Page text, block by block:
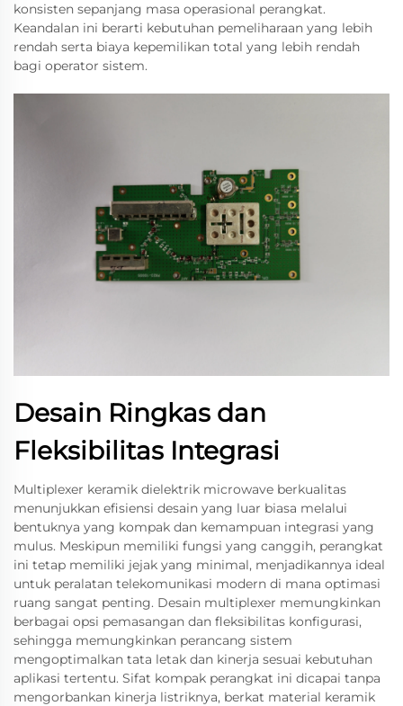
konsisten sepanjang masa operasional perangkat.
Keandalan ini berarti kebutuhan pemeliharaan yang lebih
rendah serta biaya kepemilikan total yang lebih rendah
bagi operator sistem.
Desain Ringkas dan
Fleksibilitas Integrasi
Multiplexer keramik dielektrik microwave berkualitas
menunjukkan efisiensi desain yang luar biasa melalui
bentuknya yang kompak dan kemampuan integrasi yang
mulus. Meskipun memiliki fungsi yang canggih, perangkat
ini tetap memiliki jejak yang minimal, menjadikannya ideal
untuk peralatan telekomunikasi modern di mana optimasi
ruang sangat penting. Desain multiplexer memungkinkan
berbagai opsi pemasangan dan fleksibilitas konfigurasi,
sehingga memungkinkan perancang sistem
mengoptimalkan tata letak dan kinerja sesuai kebutuhan
aplikasi tertentu. Sifat kompak perangkat ini dicapai tanpa
mengorbankan kinerja listriknya, berkat material keramik